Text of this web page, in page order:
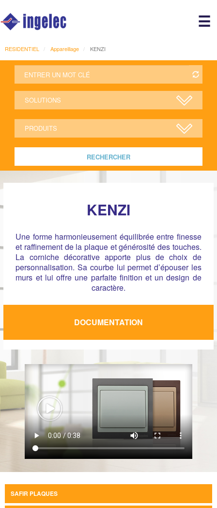
☰
RESIDENTIEL Appareillage KENZI
RECHERCHER
KENZI
Une forme harmonieusement équilibrée entre ﬁnesse
et rafﬁnement de la plaque et générosité des touches.
La corniche décorative apporte plus de choix de
personnalisation. Sa courbe lui permet d’épouser les
murs et lui offre une parfaite ﬁnition et un design de
caractère.
DOCUMENTATION
SAFIR PLAQUES